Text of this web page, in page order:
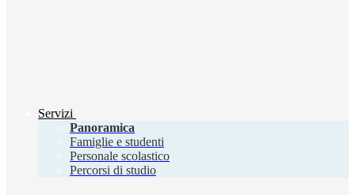
Servizi
Panoramica
Famiglie e studenti
Personale scolastico
Percorsi di studio